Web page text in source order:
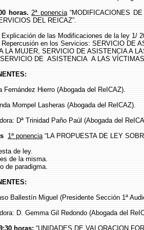
horas. 2ª ponencia“MODIFICACIONES
DEL REICAZ”.
de las Modificaciones de la ley 1/
en los Servicios: SERVICIO DE
LA MUJER, SERVICIO DE ASISTENCIA A
DE ASISTENCIA A LAS
Hierro (Abogada del ReICAZ).
Mompel Lasheras (Abogada del ReICAZ).
Dª Trinidad Paño Paúl (Abogada del
1ª ponencia“LA PROPUESTA DE LEY
de ley.
de la misma.
paradigma.
Ballestín Miguel (Presidente Sección 1ª
D. Gemma Gil Redondo (Abogada del
horas: “UNIDADES DE VALORACION